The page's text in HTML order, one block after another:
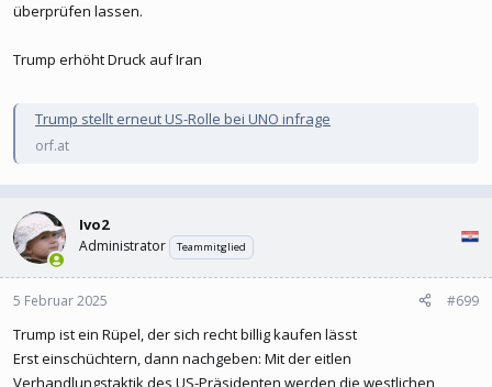
überprüfen lassen.
Trump erhöht Druck auf Iran
Trump stellt erneut US-Rolle bei UNO infrage
orf.at
Ivo2
Administrator Teammitglied
5 Februar 2025 #699
Trump ist ein Rüpel, der sich recht billig kaufen lässt
Erst einschüchtern, dann nachgeben: Mit der eitlen
Verhandlungstaktik des US-Präsidenten werden die westlichen